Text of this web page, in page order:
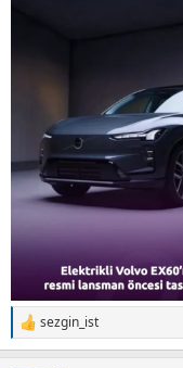
T
e
sezgin_ist